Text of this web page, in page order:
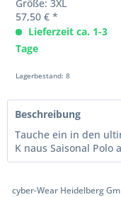
Größe: 3XL
57,50 € *
Lieferzeit ca. 1-3
Tage
Lagerbestand: 8
Beschreibung
Tauche ein in den
K naus Saisonal Polo
cyber-Wear Heidelberg